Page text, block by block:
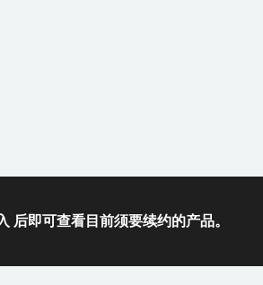
后即可查看目前须要续约的产品。